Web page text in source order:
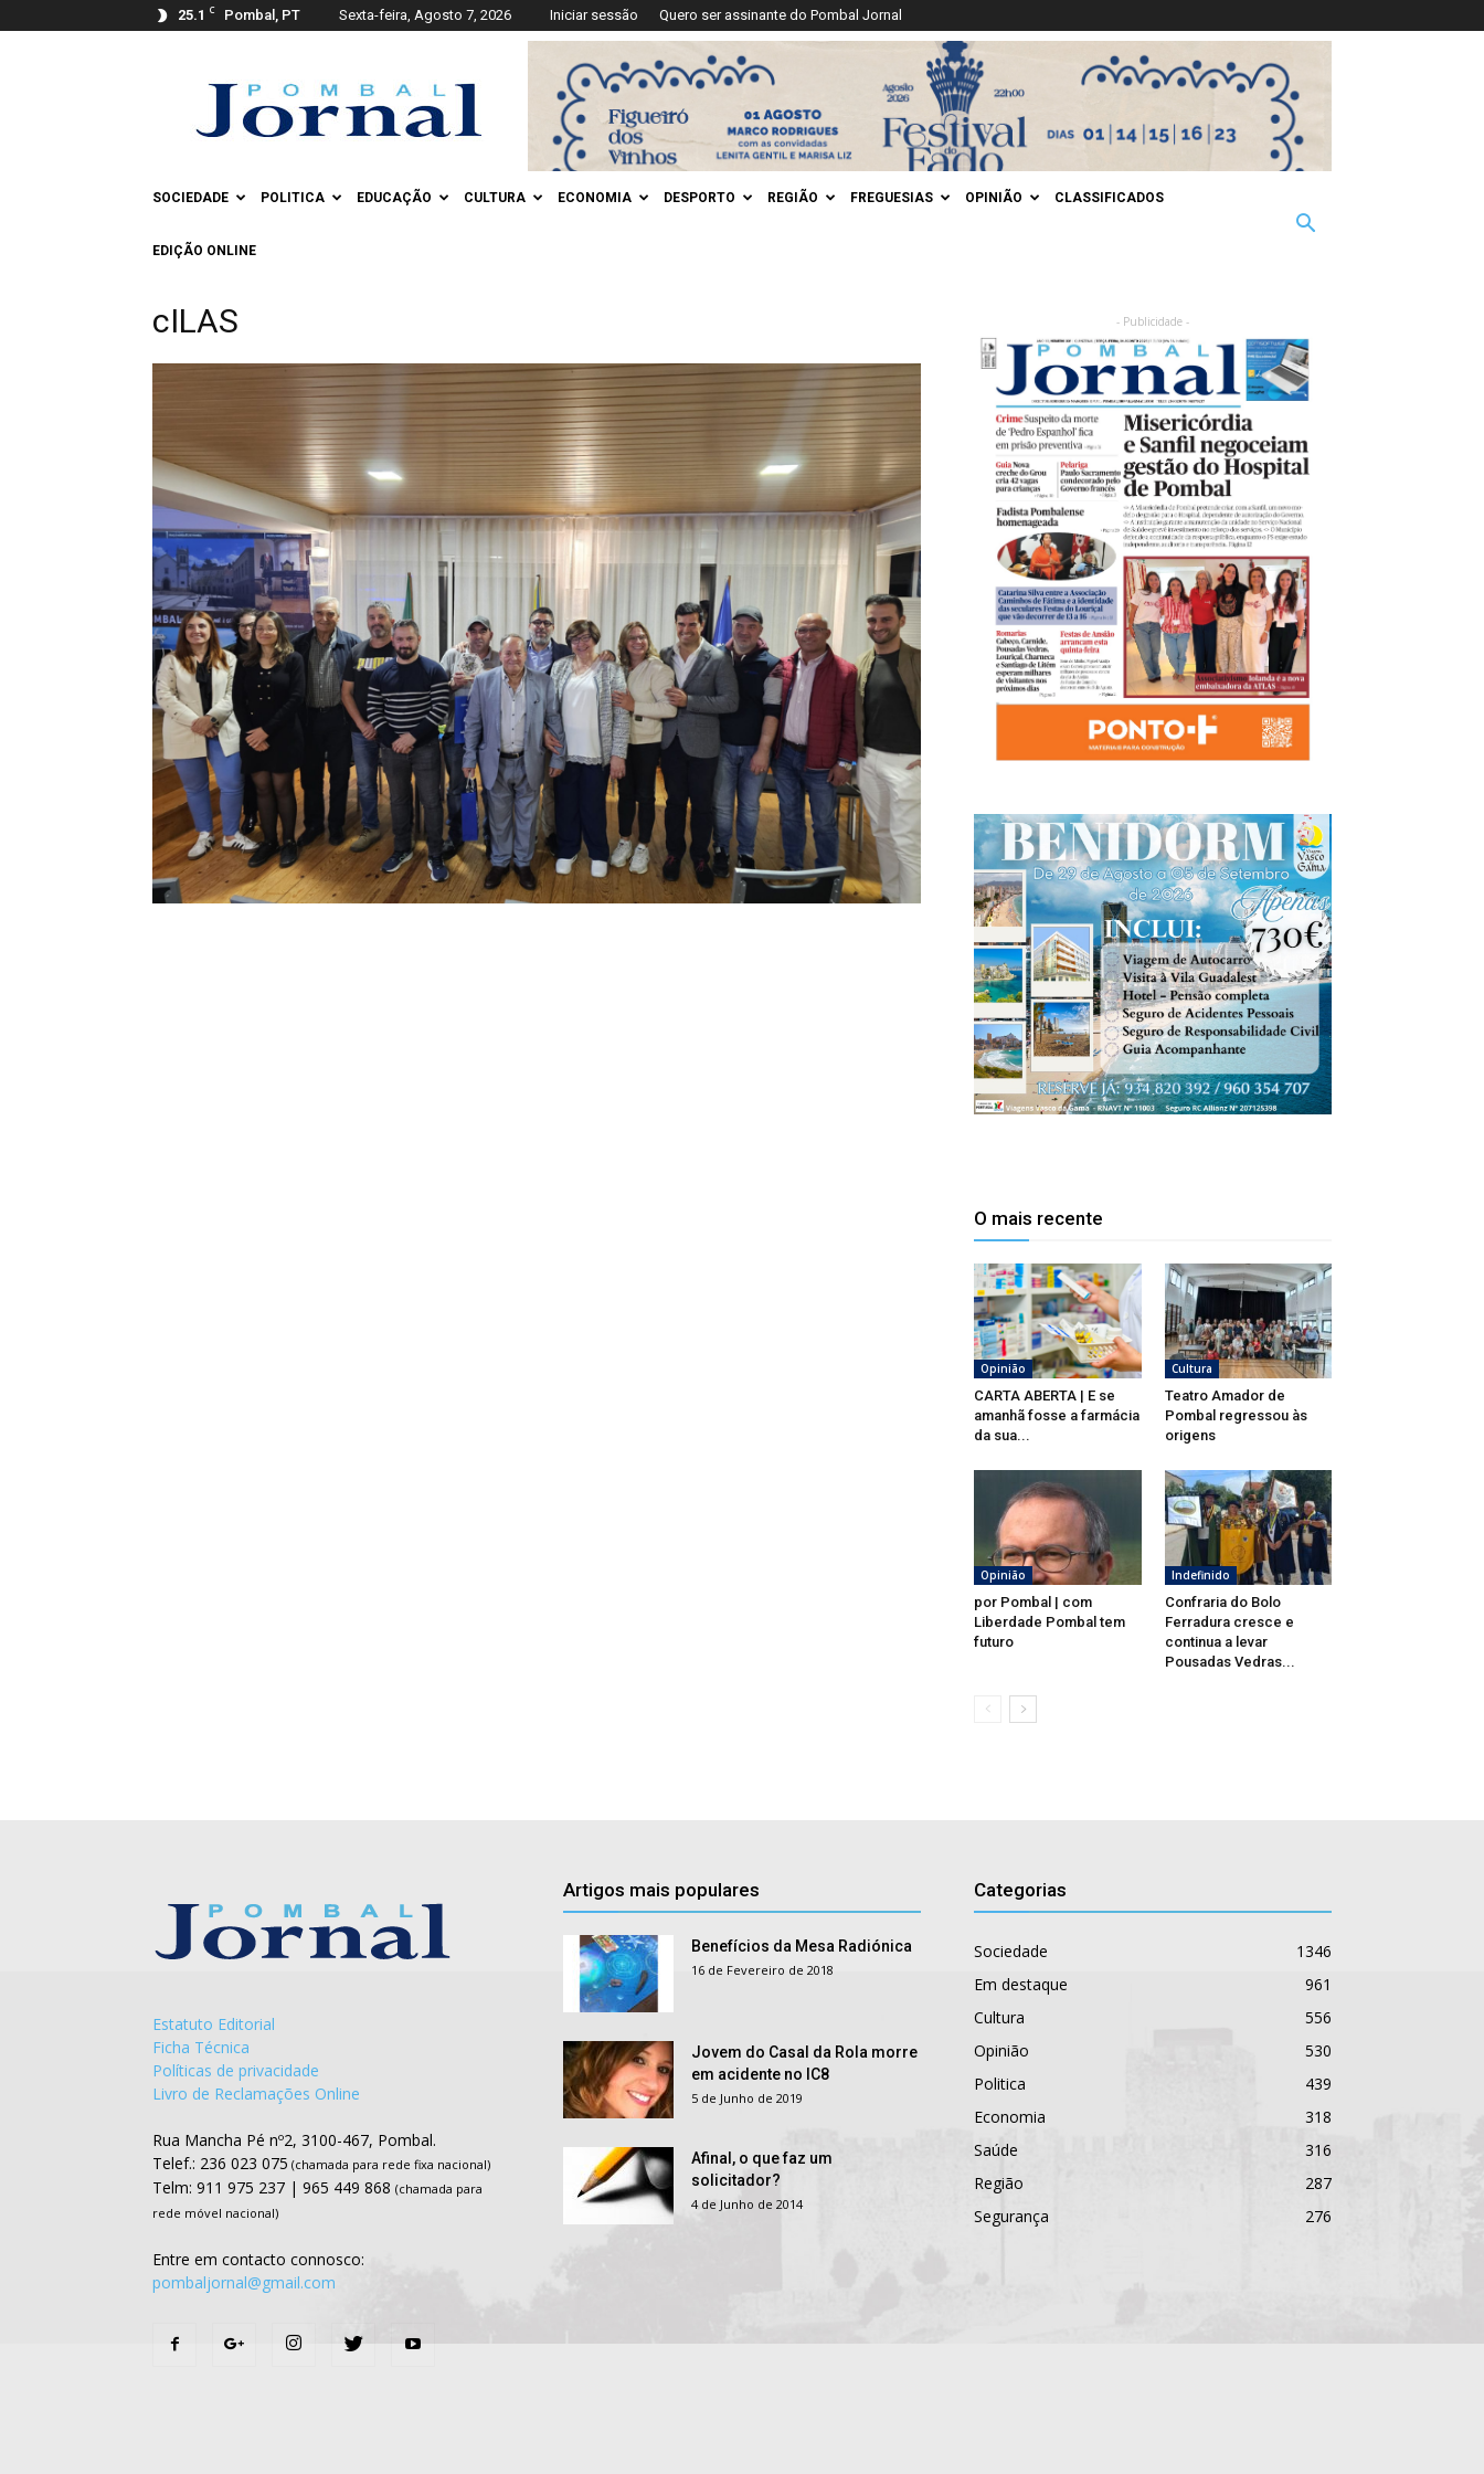
25.1 C Pombal, PT Sexta-feira, Agosto 7, 2026 Iniciar sessão Quero ser assinante do Pombal Jornal
Jornal
SOCIEDADE POLITICA EDUCAÇÃO CULTURA ECONOMIA DESPORTO REGIÃO FREGUESIAS OPINIÃO CLASSIFICADOS
EDIÇÃO ONLINE
cILAS - Publicidade -
O mais recente
Opinião
CARTA ABERTA | E se
amanhã fosse a farmácia
da sua...
Cultura
Teatro Amador de
Pombal regressou às
origens
Opinião
por Pombal | com
Liberdade Pombal tem
futuro
Indefinido
Confraria do Bolo
Ferradura cresce e
continua a levar
Pousadas Vedras...
Estatuto Editorial
Ficha Técnica
Políticas de privacidade
Livro de Reclamações Online
Rua Mancha Pé nº2, 3100-467, Pombal.
Telef.: 236 023 075 (chamada para rede fixa nacional)
Telm: 911 975 237 | 965 449 868 (chamada para
rede móvel nacional)
Entre em contacto connosco:
pombaljornal@gmail.com
Artigos mais populares
Benefícios da Mesa Radiónica
16 de Fevereiro de 2018
Jovem do Casal da Rola morre
em acidente no IC8
5 de Junho de 2019
Afinal, o que faz um
solicitador?
4 de Junho de 2014
Categorias
Sociedade
1346
Em destaque
961
Cultura
556
Opinião
530
Politica
439
Economia
318
Saúde
316
Região
287
Segurança
276